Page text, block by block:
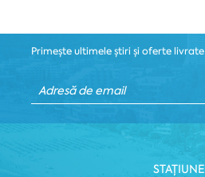
Primește ultimele știri și oferte
STAȚIUNE